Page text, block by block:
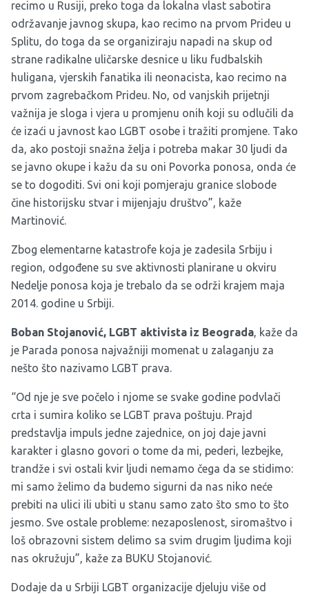
recimo u Rusiji, preko toga da lokalna vlast sabotira
održavanje javnog skupa, kao recimo na prvom Prideu u
Splitu, do toga da se organiziraju napadi na skup od
strane radikalne uličarske desnice u liku fudbalskih
huligana, vjerskih fanatika ili neonacista, kao recimo na
prvom zagrebačkom Prideu. No, od vanjskih prijetnji
važnija je sloga i vjera u promjenu onih koji su odlučili da
će izaći u javnost kao LGBT osobe i tražiti promjene. Tako
da, ako postoji snažna želja i potreba makar 30 ljudi da
se javno okupe i kažu da su oni Povorka ponosa, onda će
se to dogoditi. Svi oni koji pomjeraju granice slobode
čine historijsku stvar i mijenjaju društvo”, kaže
Martinović.
Zbog elementarne katastrofe koja je zadesila Srbiju i
region, odgođene su sve aktivnosti planirane u okviru
Nedelje ponosa koja je trebalo da se održi krajem maja
2014. godine u Srbiji.
Boban Stojanović, LGBT aktivista iz Beograda, kaže da
je Parada ponosa najvažniji momenat u zalaganju za
nešto što nazivamo LGBT prava.
“Od nje je sve počelo i njome se svake godine podvlači
crta i sumira koliko se LGBT prava poštuju. Prajd
predstavlja impuls jedne zajednice, on joj daje javni
karakter i glasno govori o tome da mi, pederi, lezbejke,
trandže i svi ostali kvir ljudi nemamo čega da se stidimo:
mi samo želimo da budemo sigurni da nas niko neće
prebiti na ulici ili ubiti u stanu samo zato što smo to što
jesmo. Sve ostale probleme: nezaposlenost, siromaštvo i
loš obrazovni sistem delimo sa svim drugim ljudima koji
nas okružuju”, kaže za BUKU Stojanović.
Dodaje da u Srbiji LGBT organizacije djeluju više od